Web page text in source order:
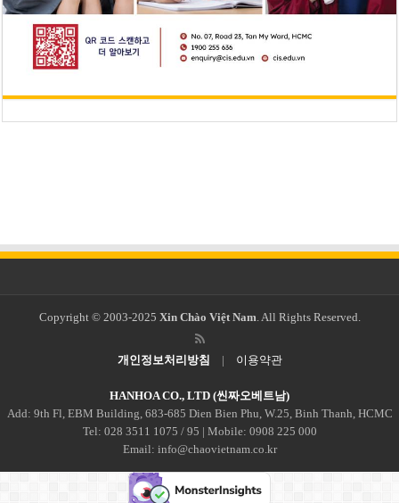
Copyright © 2003-2025 Xin Chào Việt Nam . All Rights Reserved.
개인정보처리방침 | 이용약관
HANHOA CO., LTD (씬짜오베트남)
Add: 9th Fl, EBM Building, 683-685 Dien Bien Phu, W.25, Binh Thanh, HCMC
Tel: 028 3511 1075 / 95 | Mobile: 0908 225 000
Email: info@chaovietnam.co.kr